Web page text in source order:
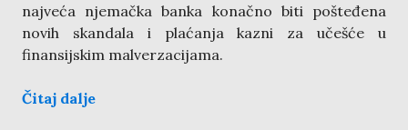
najveća njemačka banka konačno biti pošteđena
novih skandala i plaćanja kazni za učešće u
finansijskim malverzacijama.
Čitaj dalje